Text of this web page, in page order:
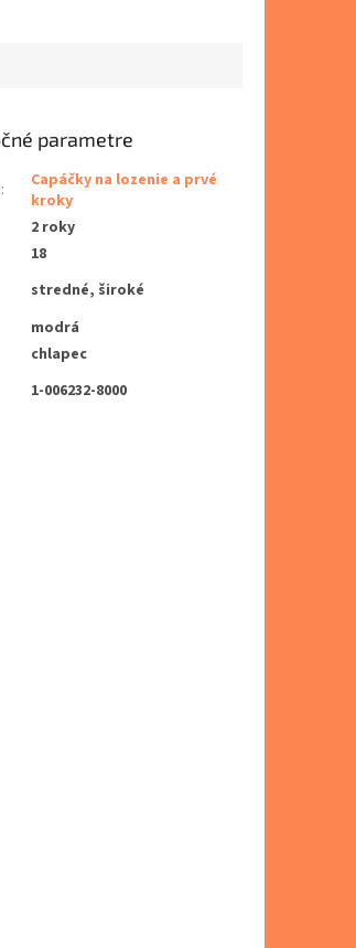
parametre
:
Capáčky na lozenie a prvé
kroky
2 roky
18
stredné, široké
modrá
chlapec
1-006232-8000